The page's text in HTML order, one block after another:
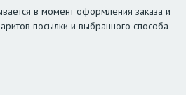
в момент оформления заказа и
посылки и выбранного способа